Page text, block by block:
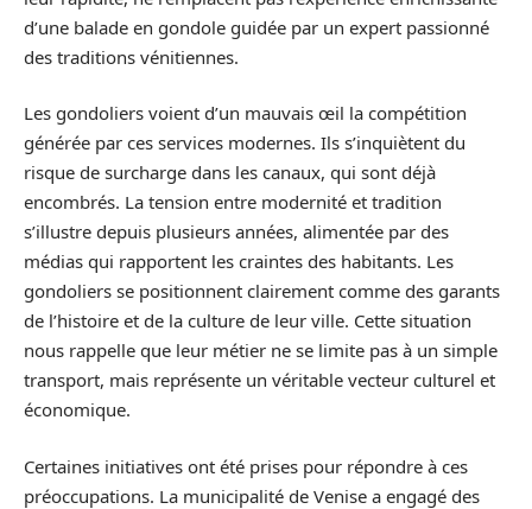
d’une balade en gondole guidée par un expert passionné
des traditions vénitiennes.
Les gondoliers voient d’un mauvais œil la compétition
générée par ces services modernes. Ils s’inquiètent du
risque de surcharge dans les canaux, qui sont déjà
encombrés. La tension entre modernité et tradition
s’illustre depuis plusieurs années, alimentée par des
médias qui rapportent les craintes des habitants. Les
gondoliers se positionnent clairement comme des garants
de l’histoire et de la culture de leur ville. Cette situation
nous rappelle que leur métier ne se limite pas à un simple
transport, mais représente un véritable vecteur culturel et
économique.
Certaines initiatives ont été prises pour répondre à ces
préoccupations. La municipalité de Venise a engagé des